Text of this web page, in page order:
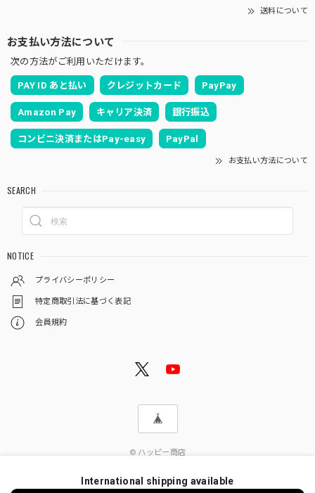
送料について
お支払い方法について
次の方法がご利用いただけます。
PAY ID あと払い クレジットカード PayPay
Amazon Pay キャリア決済 銀行振込
コンビニ決済またはPay-easy PayPal
お支払い方法について
SEARCH
NOTICE
プライバシーポリシー
特定商取引法に基づく表記
会員規約
© ハッピー商店
International shipping available